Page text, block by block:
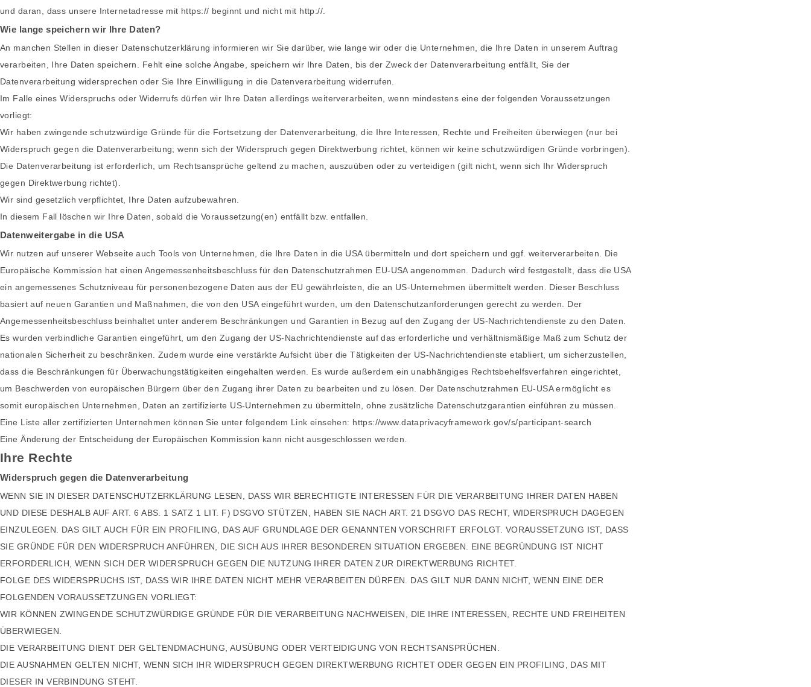
und daran, dass unsere Internetadresse mit https:// beginnt und nicht mit http://.
Wie lange speichern wir Ihre Daten?
An manchen Stellen in dieser Datenschutzerklärung informieren wir Sie darüber, wie lange wir oder die Unternehmen, die Ihre Daten in unserem Auftrag
verarbeiten, Ihre Daten speichern. Fehlt eine solche Angabe, speichern wir Ihre Daten, bis der Zweck der Datenverarbeitung entfällt, Sie der
Datenverarbeitung widersprechen oder Sie Ihre Einwilligung in die Datenverarbeitung widerrufen.
Im Falle eines Widerspruchs oder Widerrufs dürfen wir Ihre Daten allerdings weiterverarbeiten, wenn mindestens eine der folgenden Voraussetzungen
vorliegt:
Wir haben zwingende schutzwürdige Gründe für die Fortsetzung der Datenverarbeitung, die Ihre Interessen, Rechte und Freiheiten überwiegen (nur bei
Widerspruch gegen die Datenverarbeitung; wenn sich der Widerspruch gegen Direktwerbung richtet, können wir keine schutzwürdigen Gründe vorbringen).
Die Datenverarbeitung ist erforderlich, um Rechtsansprüche geltend zu machen, auszuüben oder zu verteidigen (gilt nicht, wenn sich Ihr Widerspruch
gegen Direktwerbung richtet).
Wir sind gesetzlich verpflichtet, Ihre Daten aufzubewahren.
In diesem Fall löschen wir Ihre Daten, sobald die Voraussetzung(en) entfällt bzw. entfallen.
Datenweitergabe in die USA
Wir nutzen auf unserer Webseite auch Tools von Unternehmen, die Ihre Daten in die USA übermitteln und dort speichern und ggf. weiterverarbeiten. Die
Europäische Kommission hat einen Angemessenheitsbeschluss für den Datenschutzrahmen EU-USA angenommen. Dadurch wird festgestellt, dass die USA
ein angemessenes Schutzniveau für personenbezogene Daten aus der EU gewährleisten, die an US-Unternehmen übermittelt werden. Dieser Beschluss
basiert auf neuen Garantien und Maßnahmen, die von den USA eingeführt wurden, um den Datenschutzanforderungen gerecht zu werden. Der
Angemessenheitsbeschluss beinhaltet unter anderem Beschränkungen und Garantien in Bezug auf den Zugang der US-Nachrichtendienste zu den Daten.
Es wurden verbindliche Garantien eingeführt, um den Zugang der US-Nachrichtendienste auf das erforderliche und verhältnismäßige Maß zum Schutz der
nationalen Sicherheit zu beschränken. Zudem wurde eine verstärkte Aufsicht über die Tätigkeiten der US-Nachrichtendienste etabliert, um sicherzustellen,
dass die Beschränkungen für Überwachungstätigkeiten eingehalten werden. Es wurde außerdem ein unabhängiges Rechtsbehelfsverfahren eingerichtet,
um Beschwerden von europäischen Bürgern über den Zugang ihrer Daten zu bearbeiten und zu lösen. Der Datenschutzrahmen EU-USA ermöglicht es
somit europäischen Unternehmen, Daten an zertifizierte US-Unternehmen zu übermitteln, ohne zusätzliche Datenschutzgarantien einführen zu müssen.
Eine Liste aller zertifizierten Unternehmen können Sie unter folgendem Link einsehen: https://www.dataprivacyframework.gov/s/participant-search
Eine Änderung der Entscheidung der Europäischen Kommission kann nicht ausgeschlossen werden.
Ihre Rechte
Widerspruch gegen die Datenverarbeitung
WENN SIE IN DIESER DATENSCHUTZERKLÄRUNG LESEN, DASS WIR BERECHTIGTE INTERESSEN FÜR DIE VERARBEITUNG IHRER DATEN HABEN
UND DIESE DESHALB AUF ART. 6 ABS. 1 SATZ 1 LIT. F) DSGVO STÜTZEN, HABEN SIE NACH ART. 21 DSGVO DAS RECHT, WIDERSPRUCH DAGEGEN
EINZULEGEN. DAS GILT AUCH FÜR EIN PROFILING, DAS AUF GRUNDLAGE DER GENANNTEN VORSCHRIFT ERFOLGT. VORAUSSETZUNG IST, DASS
SIE GRÜNDE FÜR DEN WIDERSPRUCH ANFÜHREN, DIE SICH AUS IHRER BESONDEREN SITUATION ERGEBEN. EINE BEGRÜNDUNG IST NICHT
ERFORDERLICH, WENN SICH DER WIDERSPRUCH GEGEN DIE NUTZUNG IHRER DATEN ZUR DIREKTWERBUNG RICHTET.
FOLGE DES WIDERSPRUCHS IST, DASS WIR IHRE DATEN NICHT MEHR VERARBEITEN DÜRFEN. DAS GILT NUR DANN NICHT, WENN EINE DER
FOLGENDEN VORAUSSETZUNGEN VORLIEGT:
WIR KÖNNEN ZWINGENDE SCHUTZWÜRDIGE GRÜNDE FÜR DIE VERARBEITUNG NACHWEISEN, DIE IHRE INTERESSEN, RECHTE UND FREIHEITEN
ÜBERWIEGEN.
DIE VERARBEITUNG DIENT DER GELTENDMACHUNG, AUSÜBUNG ODER VERTEIDIGUNG VON RECHTSANSPRÜCHEN.
DIE AUSNAHMEN GELTEN NICHT, WENN SICH IHR WIDERSPRUCH GEGEN DIREKTWERBUNG RICHTET ODER GEGEN EIN PROFILING, DAS MIT
DIESER IN VERBINDUNG STEHT.